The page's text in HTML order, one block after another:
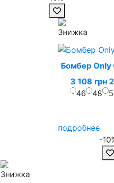
Бомбер Only
3 108 грн
46
48
подробнее
-